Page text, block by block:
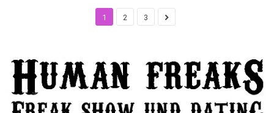
1 2 3